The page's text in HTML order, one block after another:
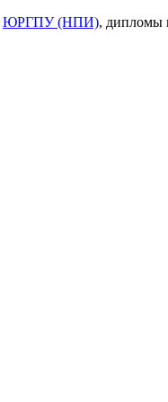
ЮРГПУ (НПИ), дипломы